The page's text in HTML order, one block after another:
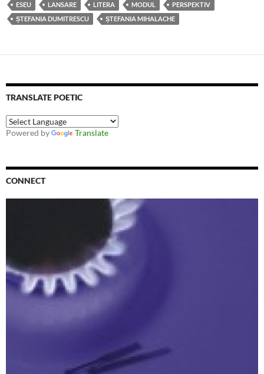
ESEU
LANSARE LITERA MODUL
PERSPEKTIV
ȘTEFANIA DUMITRESCU
ȘTEFANIA MIHALACHE
TRANSLATE POETIC
Powered by Translate
CONNECT